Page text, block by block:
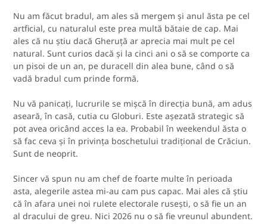
Nu am făcut bradul, am ales să mergem și anul ăsta pe cel
artficial, cu naturalul este prea multă bătaie de cap. Mai
ales că nu știu dacă Gheruță ar aprecia mai mult pe cel
natural. Sunt curios dacă și la cinci ani o să se comporte ca
un pisoi de un an, pe duracell din alea bune, când o să
vadă bradul cum prinde formă.
Nu vă panicați, lucrurile se mișcă în direcția bună, am adus
aseară, în casă, cutia cu Globuri. Este așezată strategic să
pot avea oricând acces la ea. Probabil în weekendul ăsta o
să fac ceva și în privința boschetului tradițional de Crăciun.
Sunt de neoprit.
Sincer vă spun nu am chef de foarte multe în perioada
asta, alegerile astea mi-au cam pus capac. Mai ales că știu
că în afara unei noi rulete electorale rusești, o să fie un an
al dracului de greu. Nici 2026 nu o să fie vreunul abundent.